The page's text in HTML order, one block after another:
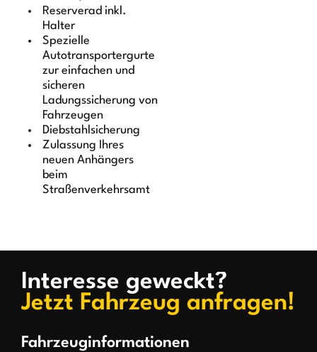
Reserverad inkl.
Halter
Spezielle
Autotransportergurte
zur einfachen und
sicheren
Ladungssicherung von
Fahrzeugen
Diebstahlsicherung
Zulassung Ihres
neuen Anhängers
beim
Straßenverkehrsamt
Interesse geweckt?
Jetzt Fahrzeug anfragen!
Fahrzeuginformationen